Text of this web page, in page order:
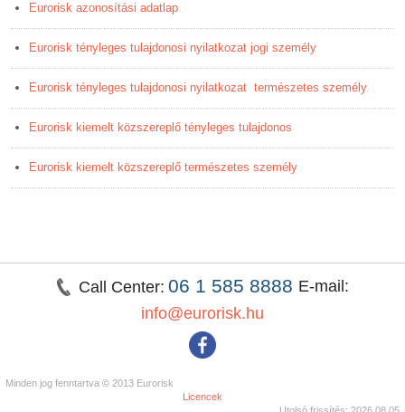
Eurorisk azonosítási adatlap
Eurorisk tényleges tulajdonosi nyilatkozat jogi személy
Eurorisk tényleges tulajdonosi nyilatkozat természetes személy
Eurorisk kiemelt közszereplő tényleges tulajdonos
Eurorisk kiemelt közszereplő természetes személy
Call Center: 06 1 585 8888 E-mail:
info@eurorisk.hu
Minden jog fenntartva © 2013 Eurorisk
Licencek